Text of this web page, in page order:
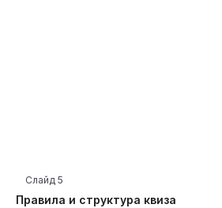
Правила и структура квиза
Слайд 5